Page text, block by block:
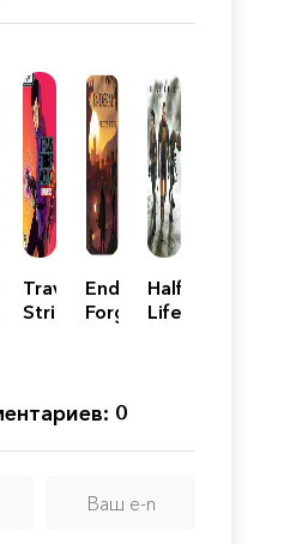
Travis
Strikes
Heroes
Complete
Edition
Enderal:
Forgotten
Half-
Life
0